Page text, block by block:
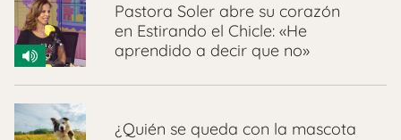
Pastora Soler abre su corazón
en Estirando el Chicle: «He
aprendido a decir que no»
¿Quién se queda con la mascota